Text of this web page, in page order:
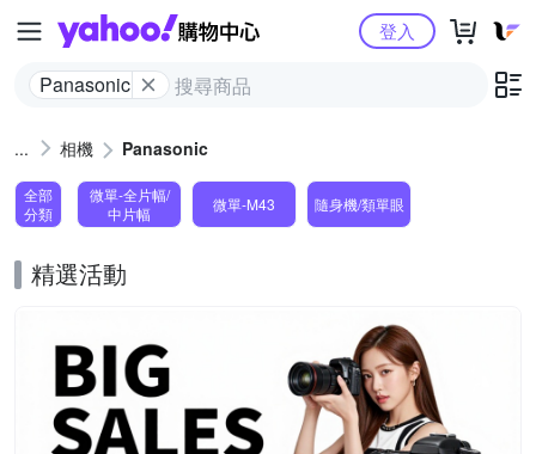
Yahoo購物中心
Panasonic
登入
相機 Panasonic
全部
分類
微單-全片幅/
中片幅
微單-M43 隨身機/類單眼
精選活動